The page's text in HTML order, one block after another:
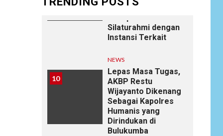
Anjangsana Untuk
Silaturahmi dengan
Instansi Terkait
10
NEWS
Lepas Masa Tugas,
AKBP Restu
Wijayanto Dikenang
Sebagai Kapolres
Humanis yang
Dirindukan di
Bulukumba